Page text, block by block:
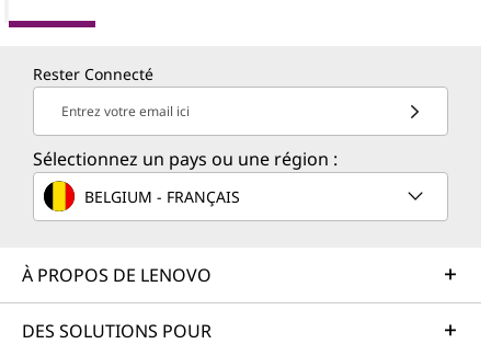
Rester Connecté
Entrez votre email ici
Sélectionnez un pays ou une région :
BELGIUM - FRANÇAIS
À PROPOS DE LENOVO
DES SOLUTIONS POUR